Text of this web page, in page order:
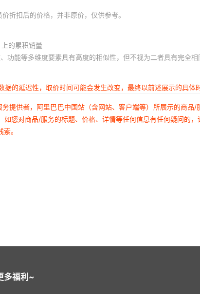
折扣后的价格，并非原价，仅供参考。
的累积销量
功能等多维度要素具有高度的相似性，但不视为二者具有完全相
的延迟性，取价时间可能会发生改变，最终以前述展示的具体
提供者，阿里巴巴中国站（含网站、客户端等）所展示的商
您对商品/服务的标题、价格、详情等任何信息有任何疑问的
。
多福利~